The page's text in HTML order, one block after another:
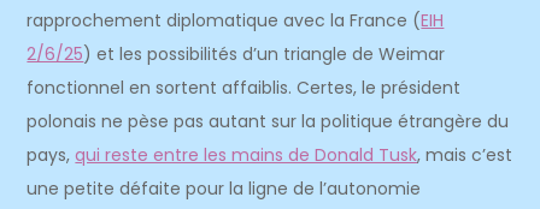
rapprochement diplomatique avec la France (EIH
2/6/25) et les possibilités d’un triangle de Weimar
fonctionnel en sortent affaiblis. Certes, le président
polonais ne pèse pas autant sur la politique étrangère du
pays,qui reste entre les mains de Donald Tusk, mais c’est
une petite défaite pour la ligne de l’autonomie